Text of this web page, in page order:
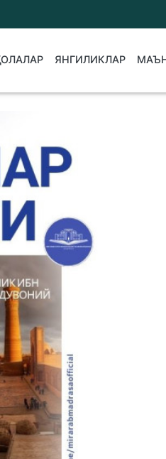
ЯНГИЛИКЛАР